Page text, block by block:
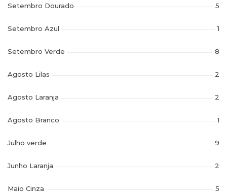
Setembro Dourado 5
Setembro Azul 1
Setembro Verde 8
Agosto Lilas 2
Agosto Laranja 2
Agosto Branco 1
Julho verde 9
Junho Laranja 2
Maio Cinza 5